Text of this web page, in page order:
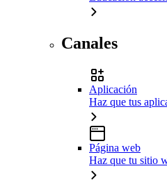
Canales
Aplicación
Haz que tus
Página web
Haz que tu sitio